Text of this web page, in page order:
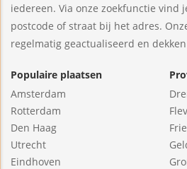
iedereen. Via onze zoekfunctie vind
postcode of straat bij het adres.
regelmatig geactualiseerd en
Populaire plaatsen
Amsterdam
Rotterdam
Den Haag
Utrecht
Eindhoven